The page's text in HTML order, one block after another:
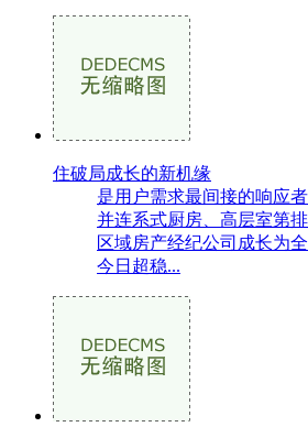
住破局成长的新机缘
是用户需求最间接的响应
并连系式厨房、高层室第
区域房产经纪公司成长为
今日超稳...